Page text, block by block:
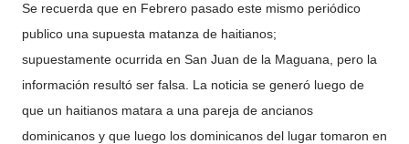
Se recuerda que en Febrero pasado este mismo periódico
publico una supuesta matanza de haitianos;
supuestamente ocurrida en San Juan de la Maguana, pero la
información resultó ser falsa. La noticia se generó luego de
que un haitianos matara a una pareja de ancianos
dominicanos y que luego los dominicanos del lugar tomaron en